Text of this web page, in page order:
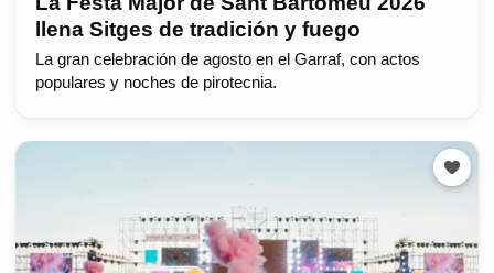
llena Sitges de tradición y fuego
La gran celebración de agosto en el Garraf, con actos
populares y noches de pirotecnia.